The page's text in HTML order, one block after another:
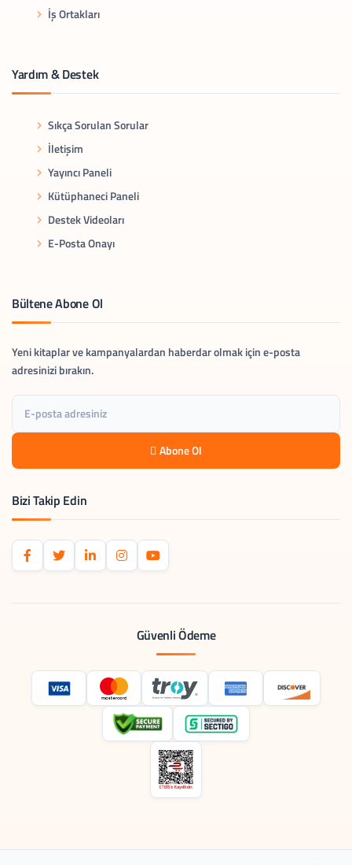
İş Ortakları
Yardım & Destek
Sıkça Sorulan Sorular
İletişim
Yayıncı Paneli
Kütüphaneci Paneli
Destek Videoları
E-Posta Onayı
Bültene Abone Ol
Yeni kitaplar ve kampanyalardan haberdar olmak için e-posta
adresinizi bırakın.
Abone Ol
Bizi Takip Edin
Güvenli Ödeme